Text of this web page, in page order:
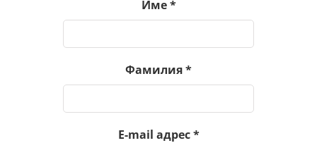
Име*
Фамилия*
E-mail адрес*